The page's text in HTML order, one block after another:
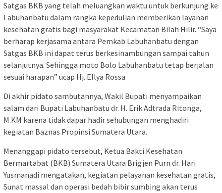
Satgas BKB yang telah meluangkan waktu untuk berkunjung ke
Labuhanbatu dalam rangka kepedulian memberikan layanan
kesehatan gratis bagi masyarakat Kecamatan Bilah Hilir. “Saya
berharap kerjasama antara Pemkab Labuhanbatu dengan
Satgas BKB ini dapat terus berkesinambungan sampai tahun
selanjutnya. Sehingga moto Bolo Labuhanbatu tetap berjalan
sesuai harapan” ucap Hj. Ellya Rossa
Di akhir pidato sambutannya, Wakil Bupati menyampaikan
salam dari Bupati Labuhanbatu dr. H. Erik Adtrada Ritonga,
M.KM karena tidak dapar hadir sehubungan menghadiri
kegiatan Baznas Propinsi Sumatera Utara.
Menanggapi pidato tersebut, Ketua Bakti Kesehatan
Bermartabat (BKB) Sumatera Utara Brigjen Purn dr. Hari
Yusmanadi mengatakan, kegiatan pelayanan kesehatan gratis,
Sunat massal dan operasi bedah bibir sumbing akan terus